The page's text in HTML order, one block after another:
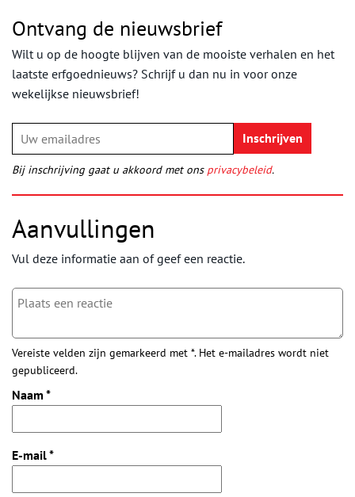
Ontvang de nieuwsbrief
Wilt u op de hoogte blijven van de mooiste verhalen en het
laatste erfgoednieuws? Schrijf u dan nu in voor onze
wekelijkse nieuwsbrief!
Bij inschrijving gaat u akkoord met ons privacybeleid.
Aanvullingen
Vul deze informatie aan of geef een reactie.
Vereiste velden zijn gemarkeerd met *. Het e-mailadres wordt niet
gepubliceerd.
Naam *
E-mail*